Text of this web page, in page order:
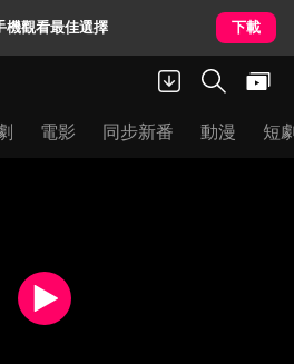
機觀看最佳選擇 下載
電影 同步新番 動漫 短